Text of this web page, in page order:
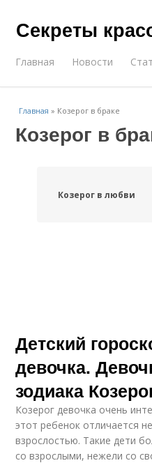
Секреты
Главная Новости
Главная » Козерог в браке
Козерог в
Козерог в любви
Детский
девочка.
зодиака
Козерог девочка очень
этот ребенок отличается
взрослостью. Такие дети
со взрослыми, нежели со